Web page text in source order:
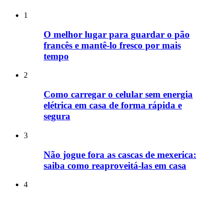
1
O melhor lugar para guardar o pão
francês e mantê-lo fresco por mais
tempo
2
Como carregar o celular sem energia
elétrica em casa de forma rápida e
segura
3
Não jogue fora as cascas de mexerica:
saiba como reaproveitá-las em casa
4